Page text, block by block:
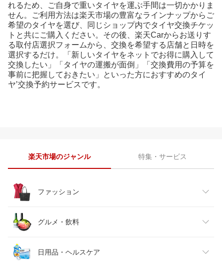
れるため、ご自身で重いタイヤを運ぶ手間は一切かかりま
せん。ご利用方法は楽天市場の豊富なラインナップからご
希望のタイヤを選び、同じショップ内でタイヤ交換チケッ
トと共にご購入ください。その後、楽天Carからお送りす
る取付店選択フォームから、交換を希望する店舗と日時を
選択するだけ。「新しいタイヤをネットでお得に購入して
交換したい」「タイヤの運搬が面倒」「交換費用の予算を
事前に把握しておきたい」といった方におすすめのタイ
ヤ’交換予約サービスです。
楽天市場のジャンル 特集・サービス
ファッション
レディースファッション
メンズファッション
グルメ・飲料
食品
日用品・ヘルスケア